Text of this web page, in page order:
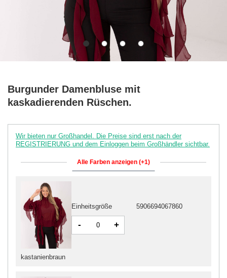
Burgunder Damenbluse mit
kaskadierenden Rüschen.
Wir bieten nur Großhandel. Die Preise sind erst nach der
REGISTRIERUNG und dem Einloggen beim Großhändler sichtbar.
Alle Farben anzeigen (+1)
kastanienbraun
Einheitsgröße 5906694067860
- +